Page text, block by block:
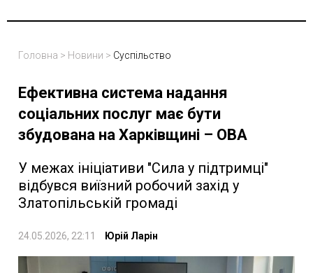
Головна > Новини > Суспільство
Ефективна система надання
соціальних послуг має бути
збудована на Харківщині – ОВА
У межах ініціативи "Сила у підтримці"
відбувся виїзний робочий захід у
Златопільській громаді
24.05.2026, 22:11 Юрій Ларін